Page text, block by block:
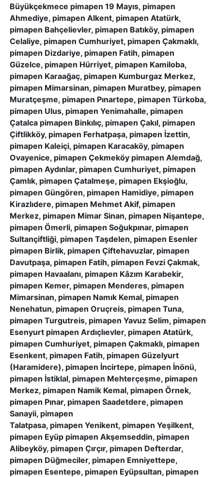
Büyükçekmece pimapen 19 Mayıs, pimapen
Ahmediye, pimapen Alkent, pimapen Atatürk,
pimapen Bahçelievler, pimapen Batıköy, pimapen
Celaliye, pimapen Cumhuriyet, pimapen Çakmaklı,
pimapen Dizdariye, pimapen Fatih, pimapen
Güzelce, pimapen Hürriyet, pimapen Kamiloba,
pimapen Karaağaç, pimapen Kumburgaz Merkez,
pimapen Mimarsinan, pimapen Muratbey, pimapen
Muratçeşme, pimapen Pınartepe, pimapen Türkoba,
pimapen Ulus, pimapen Yenimahalle, pimapen
Çatalca pimapen Binkılıç, pimapen Çakıl, pimapen
Çiftlikköy, pimapen Ferhatpaşa, pimapen İzettin,
pimapen Kaleiçi, pimapen Karacaköy, pimapen
Ovayenice, pimapen Çekmeköy pimapen Alemdağ,
pimapen Aydınlar, pimapen Cumhuriyet, pimapen
Çamlık, pimapen Çatalmeşe, pimapen Ekşioğlu,
pimapen Güngören, pimapen Hamidiye, pimapen
Kirazlıdere, pimapen Mehmet Akif, pimapen
Merkez, pimapen Mimar Sinan, pimapen Nişantepe,
pimapen Ömerli, pimapen Soğukpınar, pimapen
Sultançiftliği, pimapen Taşdelen, pimapen Esenler
pimapen Birlik, pimapen Çiftehavuzlar, pimapen
Davutpaşa, pimapen Fatih, pimapen Fevzi Çakmak,
pimapen Havaalanı, pimapen Kâzım Karabekir,
pimapen Kemer, pimapen Menderes, pimapen
Mimarsinan, pimapen Namık Kemal, pimapen
Nenehatun, pimapen Oruçreis, pimapen Tuna,
pimapen Turgutreis, pimapen Yavuz Selim, pimapen
Esenyurt pimapen Ardıçlıevler, pimapen Atatürk,
pimapen Cumhuriyet, pimapen Çakmaklı, pimapen
Esenkent, pimapen Fatih, pimapen Güzelyurt
(Haramidere), pimapen İncirtepe, pimapen İnönü,
pimapen İstiklal, pimapen Mehterçeşme, pimapen
Merkez, pimapen Namik Kemal, pimapen Örnek,
pimapen Pınar, pimapen Saadetdere, pimapen
Sanayii, pimapen
Talatpasa, pimapen Yenikent, pimapen Yeşilkent,
pimapen Eyüp pimapen Akşemseddin, pimapen
Alibeyköy, pimapen Çırçır, pimapen Defterdar,
pimapen Düğmeciler, pimapen Emniyettepe,
pimapen Esentepe, pimapen Eyüpsultan, pimapen